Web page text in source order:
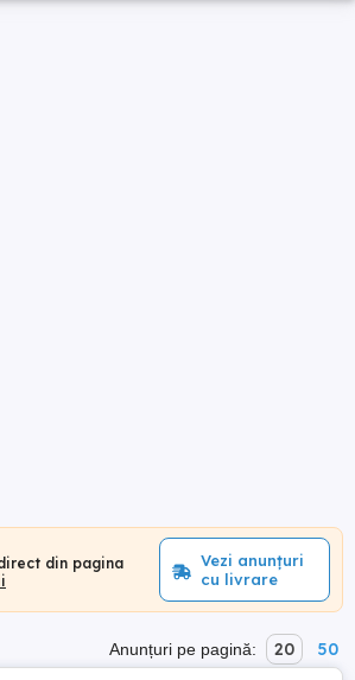
din pagina
Vezi anunțuri
cu livrare
Anunțuri pe pagină: 20 50